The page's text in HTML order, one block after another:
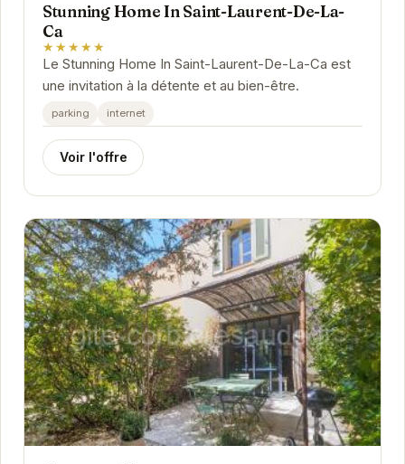
Stunning Home In Saint-Laurent-De-La-
Ca
★★★★★
Le Stunning Home In Saint-Laurent-De-La-Ca est
une invitation à la détente et au bien-être.
parking internet
Voir l'offre